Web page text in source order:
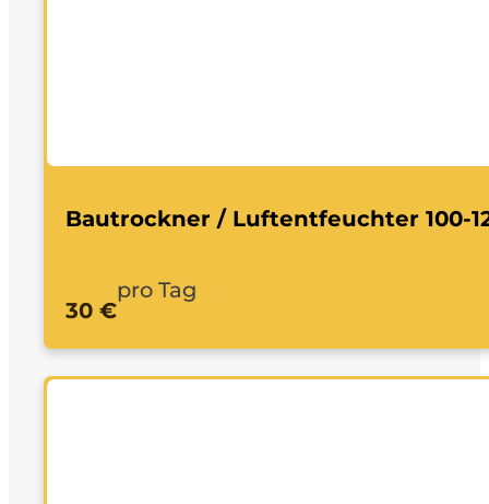
Bautrockner / Luftentfeuchter 100-
30 €
pro Tag